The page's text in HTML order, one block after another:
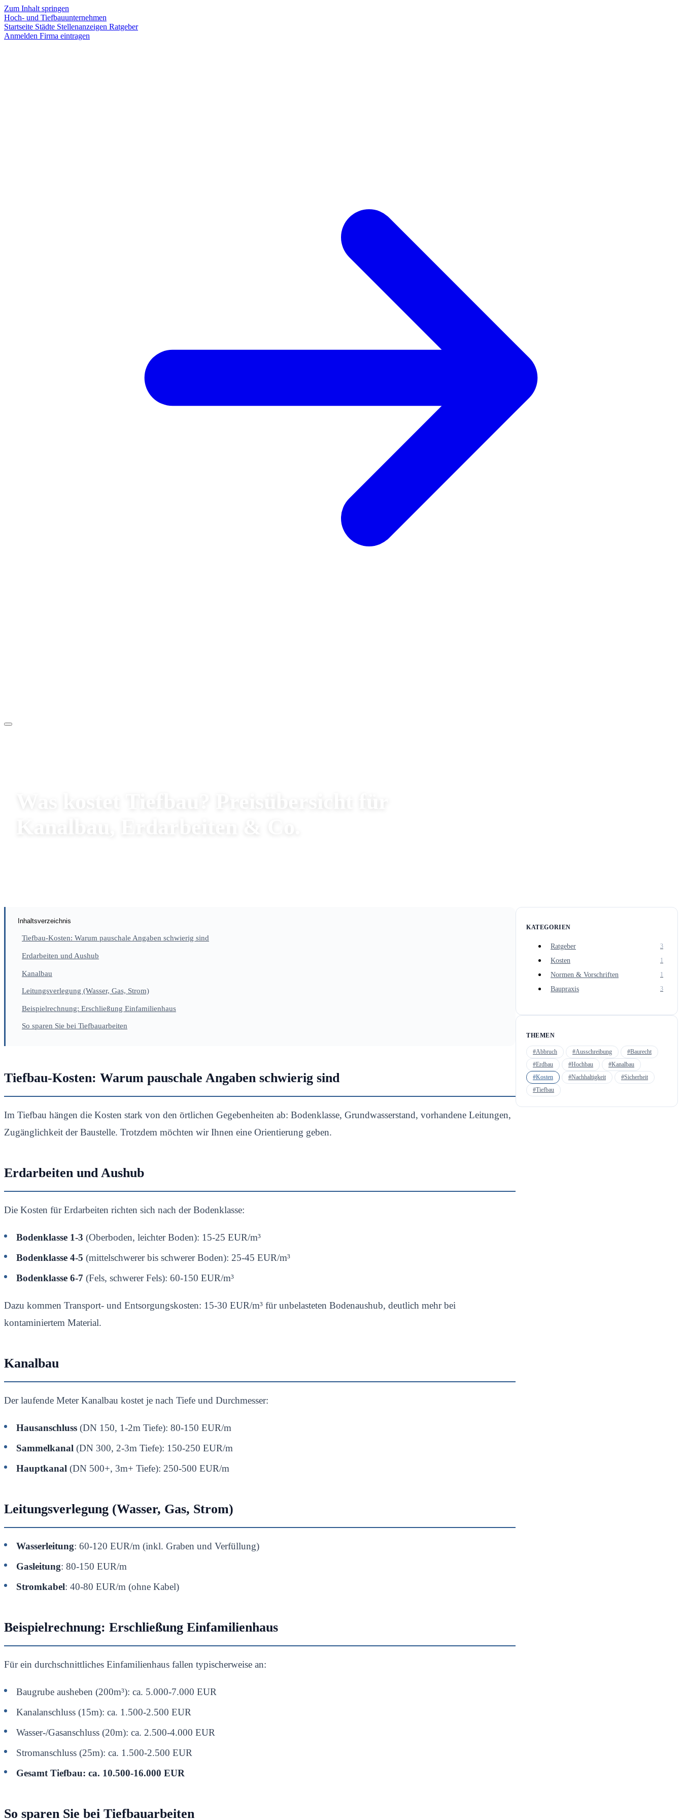
Zum Inhalt springen
Hoch- und Tiefbauunternehmen
Startseite Städte Stellenanzeigen Ratgeber
Anmelden Firma eintragen
Was kostet Tiefbau? Preisübersicht für
Kanalbau, Erdarbeiten & Co.
Inhaltsverzeichnis
Tiefbau-Kosten: Warum pauschale Angaben schwierig sind
Erdarbeiten und Aushub
Kanalbau
Leitungsverlegung (Wasser, Gas, Strom)
Beispielrechnung: Erschließung Einfamilienhaus
So sparen Sie bei Tiefbauarbeiten
Tiefbau-Kosten: Warum pauschale Angaben schwierig sind
Im Tiefbau hängen die Kosten stark von den örtlichen Gegebenheiten ab: Bodenklasse, Grundwasserstand, vorhandene Leitungen,
Zugänglichkeit der Baustelle. Trotzdem möchten wir Ihnen eine Orientierung geben.
Erdarbeiten und Aushub
Die Kosten für Erdarbeiten richten sich nach der Bodenklasse:
Bodenklasse 1-3 (Oberboden, leichter Boden): 15-25 EUR/m³
Bodenklasse 4-5 (mittelschwerer bis schwerer Boden): 25-45 EUR/m³
Bodenklasse 6-7 (Fels, schwerer Fels): 60-150 EUR/m³
Dazu kommen Transport- und Entsorgungskosten: 15-30 EUR/m³ für unbelasteten Bodenaushub, deutlich mehr bei
kontaminiertem Material.
Kanalbau
Der laufende Meter Kanalbau kostet je nach Tiefe und Durchmesser:
Hausanschluss (DN 150, 1-2m Tiefe): 80-150 EUR/m
Sammelkanal (DN 300, 2-3m Tiefe): 150-250 EUR/m
Hauptkanal (DN 500+, 3m+ Tiefe): 250-500 EUR/m
Leitungsverlegung (Wasser, Gas, Strom)
Wasserleitung: 60-120 EUR/m (inkl. Graben und Verfüllung)
Gasleitung: 80-150 EUR/m
Stromkabel: 40-80 EUR/m (ohne Kabel)
Beispielrechnung: Erschließung Einfamilienhaus
Für ein durchschnittliches Einfamilienhaus fallen typischerweise an:
Baugrube ausheben (200m³): ca. 5.000-7.000 EUR
Kanalanschluss (15m): ca. 1.500-2.500 EUR
Wasser-/Gasanschluss (20m): ca. 2.500-4.000 EUR
Stromanschluss (25m): ca. 1.500-2.500 EUR
Gesamt Tiefbau: ca. 10.500-16.000 EUR
So sparen Sie bei Tiefbauarbeiten
KATEGORIEN
Ratgeber 3
Kosten 1
Normen & Vorschriften 1
Baupraxis 3
THEMEN
#Abbruch #Ausschreibung
#Baurecht
#Erdbau
#Hochbau
#Kanalbau
#Kosten
#Nachhaltigkeit
#Sicherheit
#Tiefbau